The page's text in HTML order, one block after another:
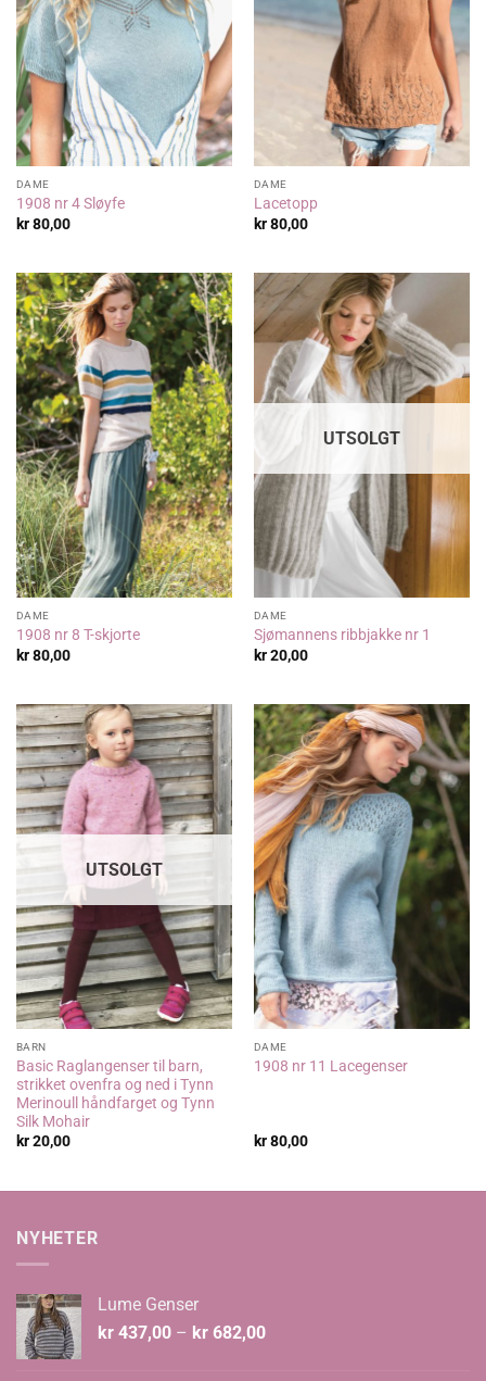
DAME
1908 nr 4 Sløyfe
kr80,00
DAME
Lacetopp
kr80,00
DAME
1908 nr 8 T-skjorte
kr80,00
UTSOLGT
DAME
Sjømannens ribbjakke nr 1
kr20,00
UTSOLGT
BARN
Basic Raglangenser til barn,
strikket ovenfra og ned i Tynn
Merinoull håndfarget og Tynn
Silk Mohair
kr20,00
DAME
1908 nr 11 Lacegenser
kr80,00
NYHETER
Lume Genser
kr 437,00 – kr 682,00Prisområde: